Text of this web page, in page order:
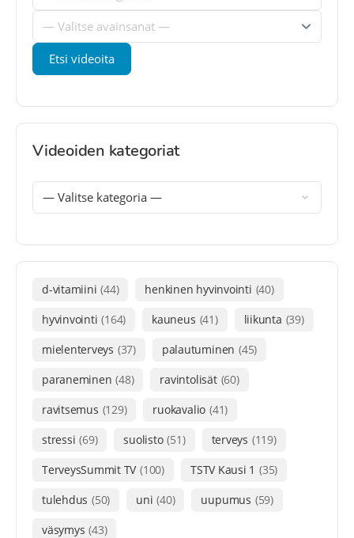
Videoiden kategoriat
d-vitamiini (44) henkinen hyvinvointi (40)
hyvinvointi (164) kauneus (41) liikunta (39)
mielenterveys (37) palautuminen (45)
paraneminen (48) ravintolisät (60)
ravitsemus (129) ruokavalio (41)
stressi (69) suolisto (51) terveys (119)
TerveysSummit TV (100) TSTV Kausi 1 (35)
tulehdus (50) uni (40) uupumus (59)
väsymys (43)